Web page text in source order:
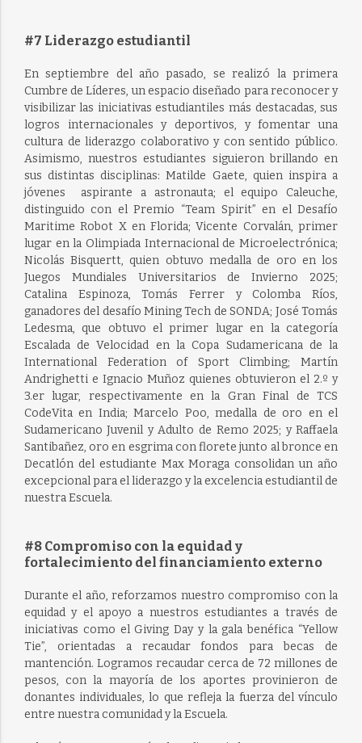
#7 Liderazgo estudiantil
En septiembre del año pasado, se realizó la primera
Cumbre de Líderes, un espacio diseñado para reconocer y
visibilizar las iniciativas estudiantiles más destacadas, sus
logros internacionales y deportivos, y fomentar una
cultura de liderazgo colaborativo y con sentido público.
Asimismo, nuestros estudiantes siguieron brillando en
sus distintas disciplinas: Matilde Gaete, quien inspira a
jóvenes aspirante a astronauta; el equipo Caleuche,
distinguido con el Premio “Team Spirit” en el Desafío
Maritime Robot X en Florida; Vicente Corvalán, primer
lugar en la Olimpiada Internacional de Microelectrónica;
Nicolás Bisquertt, quien obtuvo medalla de oro en los
Juegos Mundiales Universitarios de Invierno 2025;
Catalina Espinoza, Tomás Ferrer y Colomba Ríos,
ganadores del desafío Mining Tech de SONDA; José Tomás
Ledesma, que obtuvo el primer lugar en la categoría
Escalada de Velocidad en la Copa Sudamericana de la
International Federation of Sport Climbing; Martín
Andrighetti e Ignacio Muñoz quienes obtuvieron el 2.º y
3.er lugar, respectivamente en la Gran Final de TCS
CodeVita en India; Marcelo Poo, medalla de oro en el
Sudamericano Juvenil y Adulto de Remo 2025; y Raffaela
Santibañez, oro en esgrima con florete junto al bronce en
Decatlón del estudiante Max Moraga consolidan un año
excepcional para el liderazgo y la excelencia estudiantil de
nuestra Escuela.
#8 Compromiso con la equidad y
fortalecimiento del financiamiento externo
Durante el año, reforzamos nuestro compromiso con la
equidad y el apoyo a nuestros estudiantes a través de
iniciativas como el Giving Day y la gala benéfica “Yellow
Tie”, orientadas a recaudar fondos para becas de
mantención. Logramos recaudar cerca de 72 millones de
pesos, con la mayoría de los aportes provinieron de
donantes individuales, lo que refleja la fuerza del vínculo
entre nuestra comunidad y la Escuela.